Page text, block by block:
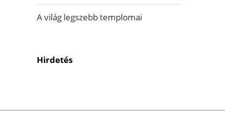
A világ legszebb templomai
Hirdetés